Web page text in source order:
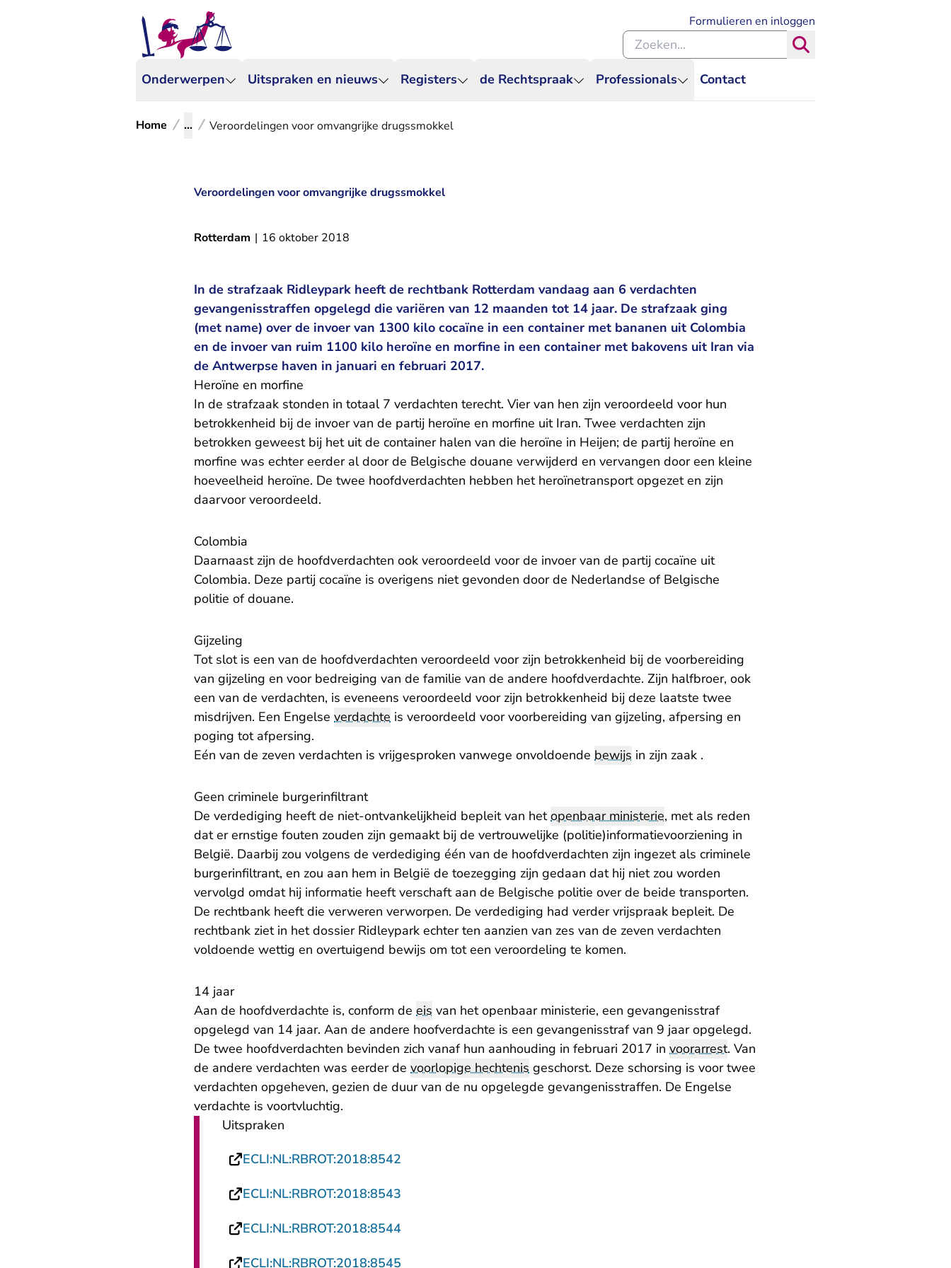
Onderwerpen Uitspraken en nieuws Registers de Rechtspraak Professionals Contact
Formulieren en inloggen
Zoeken binnen de Rechtspraak
Home ... Veroordelingen voor omvangrijke drugssmokkel
Veroordelingen voor omvangrijke drugssmokkel
Rotterdam | 16 oktober 2018
In de strafzaak Ridleypark heeft de rechtbank Rotterdam vandaag aan 6 verdachten
gevangenisstraffen opgelegd die variëren van 12 maanden tot 14 jaar. De strafzaak ging
(met name) over de invoer van 1300 kilo cocaïne in een container met bananen uit Colombia
en de invoer van ruim 1100 kilo heroïne en morfine in een container met bakovens uit Iran via
de Antwerpse haven in januari en februari 2017.
Heroïne en morfine
In de strafzaak stonden in totaal 7 verdachten terecht. Vier van hen zijn veroordeeld voor hun
betrokkenheid bij de invoer van de partij heroïne en morfine uit Iran. Twee verdachten zijn
betrokken geweest bij het uit de container halen van die heroïne in Heijen; de partij heroïne en
morfine was echter eerder al door de Belgische douane verwijderd en vervangen door een kleine
hoeveelheid heroïne. De twee hoofdverdachten hebben het heroïnetransport opgezet en zijn
daarvoor veroordeeld.
Colombia
Daarnaast zijn de hoofdverdachten ook veroordeeld voor de invoer van de partij cocaïne uit
Colombia. Deze partij cocaïne is overigens niet gevonden door de Nederlandse of Belgische
politie of douane.
Gijzeling
Tot slot is een van de hoofdverdachten veroordeeld voor zijn betrokkenheid bij de voorbereiding
van gijzeling en voor bedreiging van de familie van de andere hoofdverdachte. Zijn halfbroer, ook
een van de verdachten, is eveneens veroordeeld voor zijn betrokkenheid bij deze laatste twee
misdrijven. Een Engelse verdachte is veroordeeld voor voorbereiding van gijzeling, afpersing en
poging tot afpersing.
Eén van de zeven verdachten is vrijgesproken vanwege onvoldoende bewijs in zijn zaak .
Geen criminele burgerinfiltrant
De verdediging heeft de niet-ontvankelijkheid bepleit van hetopenbaar ministerie, met als reden
dat er ernstige fouten zouden zijn gemaakt bij de vertrouwelijke (politie)informatievoorziening in
België. Daarbij zou volgens de verdediging één van de hoofdverdachten zijn ingezet als criminele
burgerinfiltrant, en zou aan hem in België de toezegging zijn gedaan dat hij niet zou worden
vervolgd omdat hij informatie heeft verschaft aan de Belgische politie over de beide transporten.
De rechtbank heeft die verweren verworpen. De verdediging had verder vrijspraak bepleit. De
rechtbank ziet in het dossier Ridleypark echter ten aanzien van zes van de zeven verdachten
voldoende wettig en overtuigend bewijs om tot een veroordeling te komen.
14 jaar
Aan de hoofdverdachte is, conform de eis van het openbaar ministerie, een gevangenisstraf
opgelegd van 14 jaar. Aan de andere hoofverdachte is een gevangenisstraf van 9 jaar opgelegd.
De twee hoofdverdachten bevinden zich vanaf hun aanhouding in februari 2017 in voorarrest. Van
de andere verdachten was eerder de voorlopige hechtenis geschorst. Deze schorsing is voor twee
verdachten opgeheven, gezien de duur van de nu opgelegde gevangenisstraffen. De Engelse
verdachte is voortvluchtig.
Uitspraken
ECLI:NL:RBROT:2018:8542
ECLI:NL:RBROT:2018:8543
ECLI:NL:RBROT:2018:8544- U verlaat Rechtspraak.nl
ECLI:NL:RBROT:2018:8545